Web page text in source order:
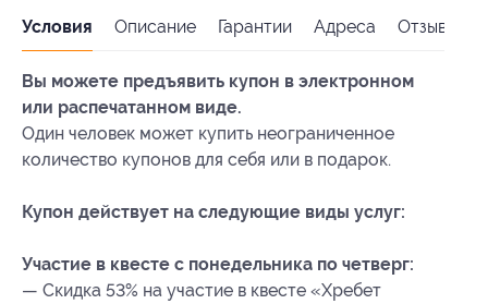
Условия Описание Гарантии Адреса Отзывы
Вы можете предъявить купон в электронном
или распечатанном виде.
Один человек может купить неограниченное
количество купонов для себя или в подарок.
Купон действует на следующие виды услуг:
Участие в квесте с понедельника по четверг:
— Скидка 53% на участие в квесте «Хребет